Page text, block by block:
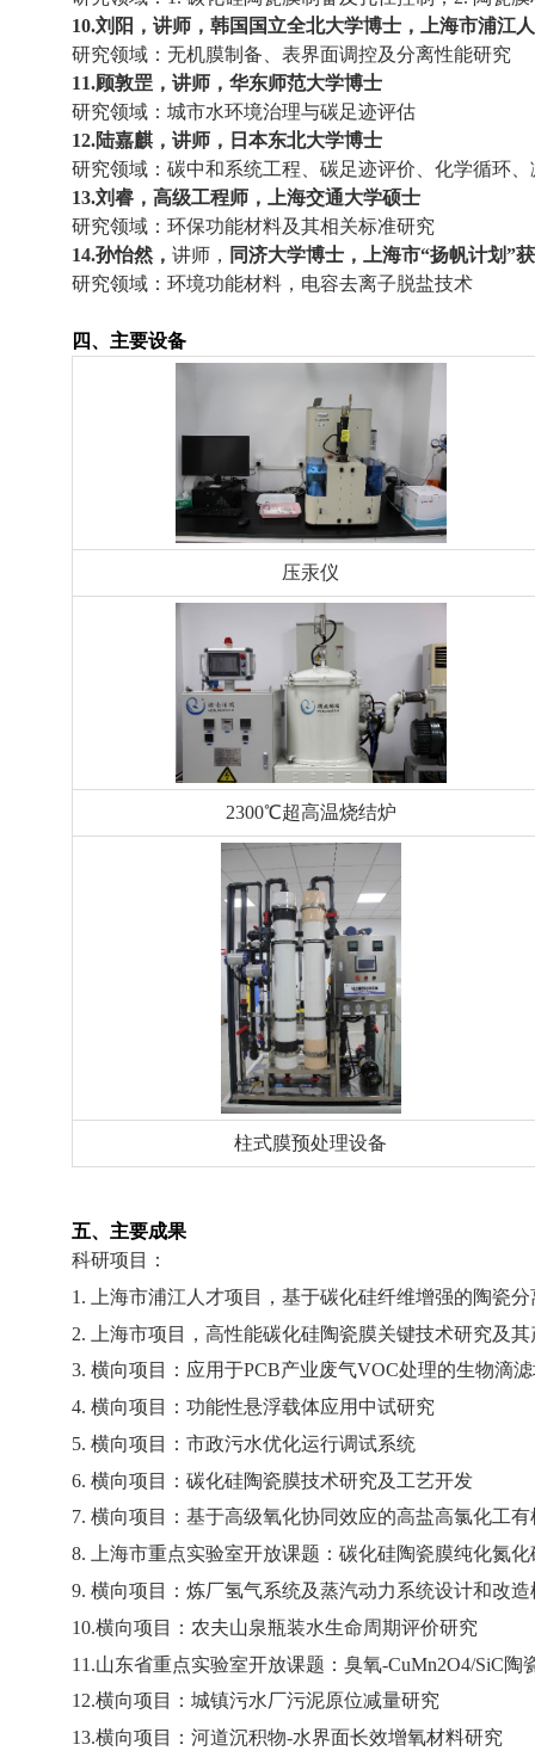
10.刘阳，讲师，韩国国立全北大学博士，上海市浦江
研究领域：无机膜制备、表界面调控及分离性能研究
11.顾敦罡，讲师，华东师范大学博士
研究领域： 城市水环境治理与碳足迹评估
12.陆嘉麒，讲师，日本东北大学博士
研究领域： 碳中和系统工程、碳足迹评价、化学循环
13.刘睿，高级工程师，上海交通大学硕士
研究领域： 环保功能材料及其相关标准研究
14.孙怡然， 讲师， 同济大学博士，上海市“扬帆计划”
研究领域： 环境功能材料，电容去离子脱盐技术
四、主要设备
压汞仪
2300℃超高温烧结炉
柱式膜预处理设备
五、主要成果
科研项目：
1.
上海市浦江人才项目，基于碳化硅纤维增强的陶瓷
2.
上海市项目，高性能碳化硅陶瓷膜关键技术研究及
3. 横向项目：应用于PCB产业废气VOC处理的生物滴
4. 横向项目：功能性悬浮载体应用中试研究
5. 横向项目：市政污水优化运行调试系统
6. 横向项目：碳化硅陶瓷膜技术研究及工艺开发
7. 横向项目：基于高级氧化协同效应的高盐高氯化工
8.
上海市重点实验室开放课题：碳化硅陶瓷膜纯化氮
9. 横向项目：炼厂氢气系统及蒸汽动力系统设计和改
10.横向项目： 农夫山泉瓶装水生命周期评价研究
11.山东省重点实验室开放课题：臭氧-CuMn2O4/SiC陶
12.横向项目：城镇污水厂污泥原位减量研究
13.横向项目：河道沉积物-水界面长效增氧材料研究